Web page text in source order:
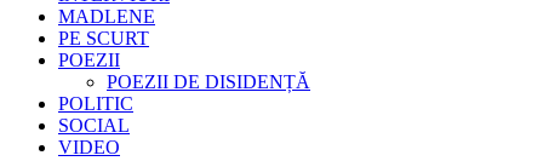
MADLENE
PE SCURT
POEZII
POEZII DE DISIDENȚĂ
POLITIC
SOCIAL
VIDEO